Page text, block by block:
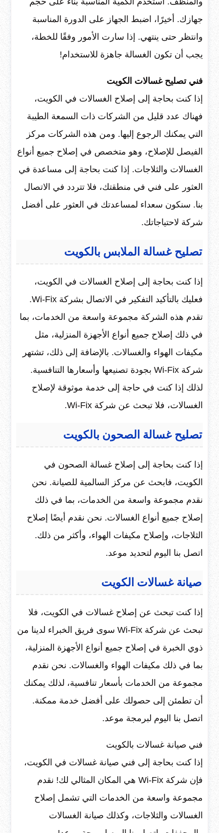
جهازك. أخيرًا، اضبط الجهاز على الدورة المناسبة
وانتظر حتى ينتهي. إذا سارت الأمور وفقًا للخطة،
يجب أن تكون الغسالة جاهزة للاستخدام!
فني تصليح غسالات الكويت
إذا كنت بحاجة إلى إصلاح الغسالات في الكويت،
فهناك عدد قليل من الشركات ذات السمعة الطيبة
التي يمكنك الرجوع إليها. ومن هذه الشركات مركز
الفيصل للإصلاح، وهو متخصص في إصلاح جميع أنواع
الغسالات والثلاجات. إذا كنت بحاجة إلى مساعدة في
العثور على فني في منطقتك، فلا تتردد في الاتصال
بنا. سنكون سعداء لمساعدتك في العثور على أفضل
شركة لاحتياجاتك.
تصليح غسالة الملابس بالكويت
إذا كنت بحاجة إلى إصلاح الغسالات في الكويت،
فعليك بالتأكيد التفكير في الاتصال بشركة Wi-Fix.
تقدم هذه الشركة مجموعة واسعة من الخدمات، بما
في ذلك إصلاح جميع أنواع الأجهزة المنزلية، مثل
مكيفات الهواء والغسالات. بالإضافة إلى ذلك، تشتهر
شركة Wi-Fix بجودة تصنيعها وأسعارها التنافسية.
لذلك إذا كنت في حاجة إلى خدمة موثوقة لإصلاح
الغسالات، فلا تبحث عن شركة Wi-Fix.
تصليح غسالة الصحون بالكويت
إذا كنت بحاجة إلى إصلاح غسالة الصحون في
الكويت، فابحث عن مركز السالمية للصيانة. نحن
نقدم مجموعة واسعة من الخدمات، بما في ذلك
إصلاح جميع أنواع الغسالات. نحن نقدم أيضًا إصلاح
الثلاجات، وإصلاح مكيفات الهواء، وأكثر من ذلك.
اتصل بنا اليوم لتحديد موعد.
صيانة غسالات الكويت
إذا كنت تبحث عن إصلاح غسالات في الكويت، فلا
تبحث عن شركة Wi-Fix سوى فريق الخبراء لدينا من
ذوي الخبرة في إصلاح جميع أنواع الأجهزة المنزلية،
بما في ذلك مكيفات الهواء والغسالات. نحن نقدم
مجموعة من الخدمات بأسعار تنافسية، لذلك يمكنك
أن تطمئن إلى حصولك على أفضل خدمة ممكنة.
اتصل بنا اليوم لبرمجة موعد.
فني صيانة غسالات بالكويت
إذا كنت بحاجة إلى فني صيانة غسالات في الكويت،
فإن شركة Wi-Fix هي المكان المثالي لك! نقدم
مجموعة واسعة من الخدمات التي تشمل إصلاح
الغسالات والثلاجات، وكذلك صيانة الغسالات